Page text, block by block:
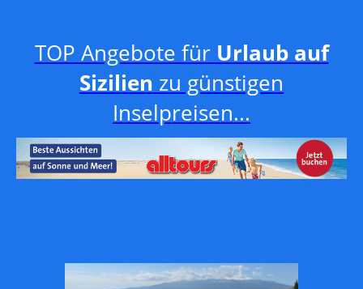
TOP Angebote für Urlaub auf
Sizilien zu günstigen
Inselpreisen...